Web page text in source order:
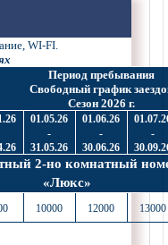
WI-FI.
Период пребывания
Свободный график
Сезон 2026 г.
01.05.26
-
31.05.26
01.06.26
-
30.06.26
-
2-но комнатный
«Люкс»
10000 12000 13000